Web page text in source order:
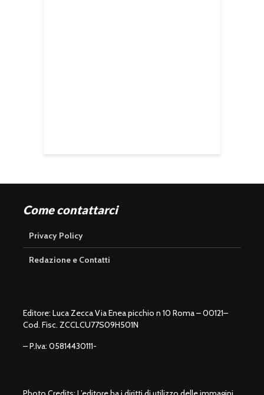
Come contattarci
Privacy Policy
Redazione e Contatti
Editore: Luca Zecca Via Enea picchio n 10 Roma – 00121–
Cod. Fisc. ZCCLCU77S09H501N
– P.Iva: 05814430111-